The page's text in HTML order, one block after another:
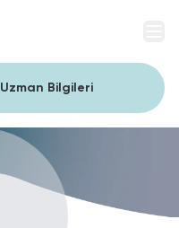
Uzman Bilgileri